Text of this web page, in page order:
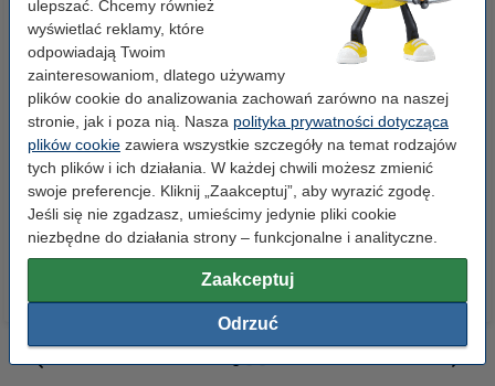
ulepszać. Chcemy również
wyświetlać reklamy, które
odpowiadają Twoim
zainteresowaniom, dlatego używamy
plików cookie do analizowania zachowań zarówno na naszej
stronie, jak i poza nią. Nasza polityka prywatności dotycząca
plików cookie zawiera wszystkie szczegóły na temat rodzajów
tych plików i ich działania. W każdej chwili możesz zmienić
swoje preferencje. Kliknij „Zaakceptuj”, aby wyrazić zgodę.
Jeśli się nie zgadzasz, umieścimy jedynie pliki cookie
niezbędne do działania strony – funkcjonalne i analityczne.
Zaakceptuj
Odrzuć
Zestaw 4x marker do tablic
suchościeralnych (okrągła
końcówka 2,5 mm) 123drukuj
19,90 zł z VAT
Segregator A4 plastikowy
niebieski 80 mm, 123drukuj
9,90 zł z VAT